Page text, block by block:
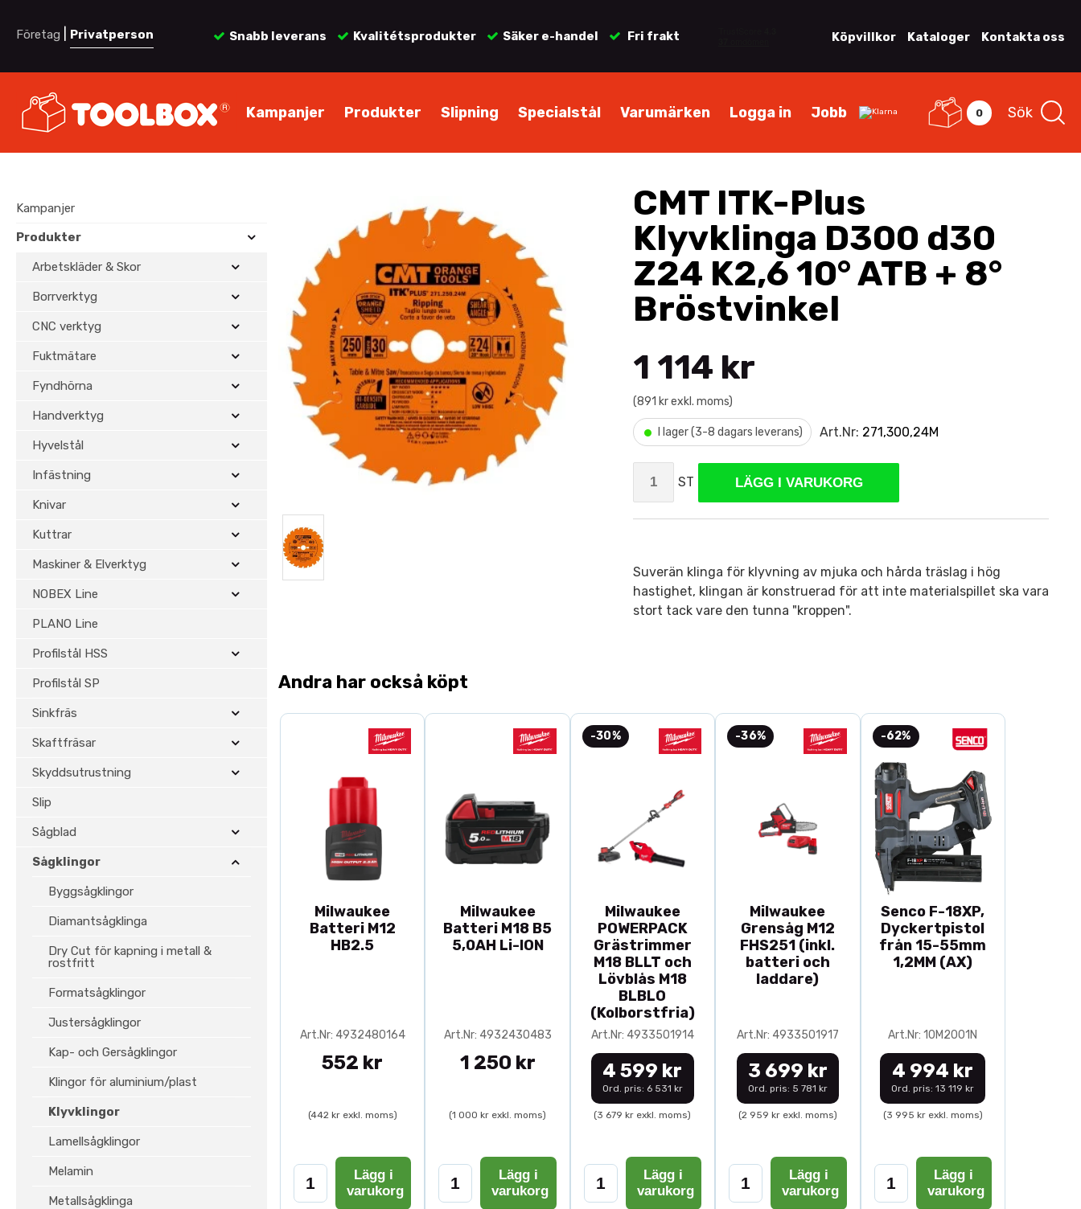
Företag Privatperson Snabb leverans Kvalitétsprodukter Säker e-handel Fri frakt Köpvillkor Kataloger Kontakta oss
Kampanjer Produkter Slipning Specialstål Varumärken Logga in Jobb 0 Sök
Kampanjer
Produkter
Arbetskläder & Skor
Borrverktyg
CNC verktyg
Fuktmätare
Fyndhörna
Handverktyg
Hyvelstål
Infästning
Knivar
Kuttrar
Maskiner & Elverktyg
NOBEX Line
PLANO Line
Profilstål HSS
Profilstål SP
Sinkfräs
Skaftfräsar
Skyddsutrustning
Slip
Sågblad
Sågklingor
Byggsågklingor
Diamantsågklinga
Dry Cut för kapning i metall &
rostfritt
Formatsågklingor
Justersågklingor
Kap- och Gersågklingor
Klingor för aluminium/plast
Klyvklingor
Lamellsågklingor
Melamin
Metallsågklinga
CMT ITK-Plus
Klyvklinga D300 d30
Z24 K2,6 10° ATB + 8°
Bröstvinkel
1 114 kr
(891 kr exkl. moms)
• I lager (3-8 dagars leverans) Art.Nr: 271,300,24M
ST LÄGG I VARUKORG
Suverän klinga för klyvning av mjuka och hårda träslag i hög
hastighet, klingan är konstruerad för att inte materialspillet ska vara
stort tack vare den tunna "kroppen".
Andra har också köpt
Milwaukee
Batteri M12
HB2.5
Art.Nr: 4932480164
552 kr
(442 kr exkl. moms)
Lägg i
varukorg
Milwaukee
Batteri M18 B5
5,0AH Li-ION
Art.Nr: 4932430483
1 250 kr
(1 000 kr exkl. moms)
Lägg i
varukorg
-30%
Milwaukee
POWERPACK
Grästrimmer
M18 BLLT och
Lövblås M18
BLBLO
(Kolborstfria)
Art.Nr: 4933501914
4 599 kr
Ord. pris: 6 531 kr
(3 679 kr exkl. moms)
Lägg i
varukorg
-36%
Milwaukee
Grensåg M12
FHS251 (inkl.
batteri och
laddare)
Art.Nr: 4933501917
3 699 kr
Ord. pris: 5 781 kr
(2 959 kr exkl. moms)
Lägg i
varukorg
-62%
Senco F-18XP,
Dyckertpistol
från 15-55mm
1,2MM (AX)
Art.Nr: 10M2001N
4 994 kr
Ord. pris: 13 119 kr
(3 995 kr exkl. moms)
Lägg i
varukorg